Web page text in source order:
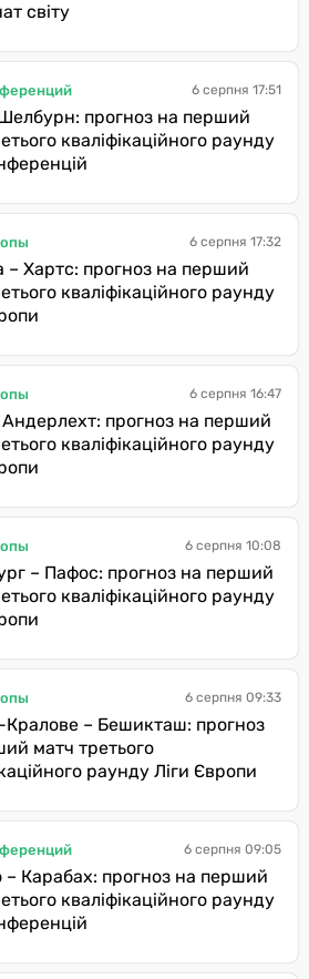
світу
6 серпня 17:51
прогноз на перший
кваліфікаційного раунду
6 серпня 17:32
– Хартс: прогноз на перший
кваліфікаційного раунду
6 серпня 16:47
прогноз на перший
кваліфікаційного раунду
6 серпня 10:08
– Пафос: прогноз на перший
кваліфікаційного раунду
6 серпня 09:33
Кралове – Бешикташ: прогноз
матч третього
раунду Ліги Європи
6 серпня 09:05
Карабах: прогноз на перший
кваліфікаційного раунду